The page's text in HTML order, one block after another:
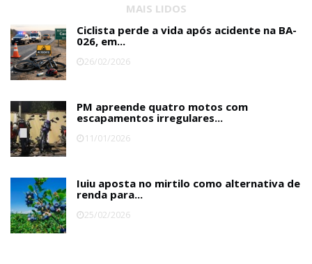
MAIS LIDOS
Ciclista perde a vida após acidente na BA-
026, em...
26/02/2026
PM apreende quatro motos com
escapamentos irregulares...
11/01/2026
Iuiu aposta no mirtilo como alternativa de
renda para...
25/02/2026